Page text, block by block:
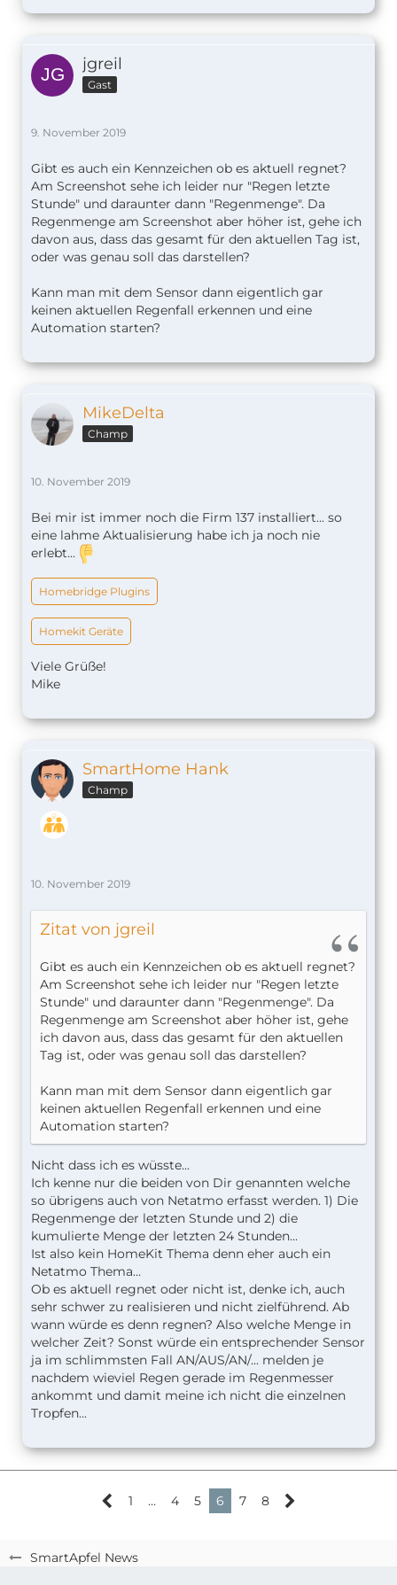
SmartApfel News
jgreil
Gast
9. November 2019
Gibt es auch ein Kennzeichen ob es aktuell regnet?
Am Screenshot sehe ich leider nur "Regen letzte
Stunde" und daraunter dann "Regenmenge". Da
Regenmenge am Screenshot aber höher ist, gehe ich
davon aus, dass das gesamt für den aktuellen Tag ist,
oder was genau soll das darstellen?
Kann man mit dem Sensor dann eigentlich gar
keinen aktuellen Regenfall erkennen und eine
Automation starten?
MikeDelta
Champ
10. November 2019
Bei mir ist immer noch die Firm 137 installiert... so
eine lahme Aktualisierung habe ich ja noch nie
erlebt...
Homebridge Plugins
Homekit Geräte
Viele Grüße!
Mike
SmartHome Hank
Champ
10. November 2019
Zitat von jgreil
Gibt es auch ein Kennzeichen ob es aktuell regnet?
Am Screenshot sehe ich leider nur "Regen letzte
Stunde" und daraunter dann "Regenmenge". Da
Regenmenge am Screenshot aber höher ist, gehe
ich davon aus, dass das gesamt für den aktuellen
Tag ist, oder was genau soll das darstellen?
Kann man mit dem Sensor dann eigentlich gar
keinen aktuellen Regenfall erkennen und eine
Automation starten?
Nicht dass ich es wüsste...
Ich kenne nur die beiden von Dir genannten welche
so übrigens auch von Netatmo erfasst werden. 1) Die
Regenmenge der letzten Stunde und 2) die
kumulierte Menge der letzten 24 Stunden...
Ist also kein HomeKit Thema denn eher auch ein
Netatmo Thema...
Ob es aktuell regnet oder nicht ist, denke ich, auch
sehr schwer zu realisieren und nicht zielführend. Ab
wann würde es denn regnen? Also welche Menge in
welcher Zeit? Sonst würde ein entsprechender Sensor
ja im schlimmsten Fall AN/AUS/AN/... melden je
nachdem wieviel Regen gerade im Regenmesser
ankommt und damit meine ich nicht die einzelnen
Tropfen...
1 … 4 5 6 7 8